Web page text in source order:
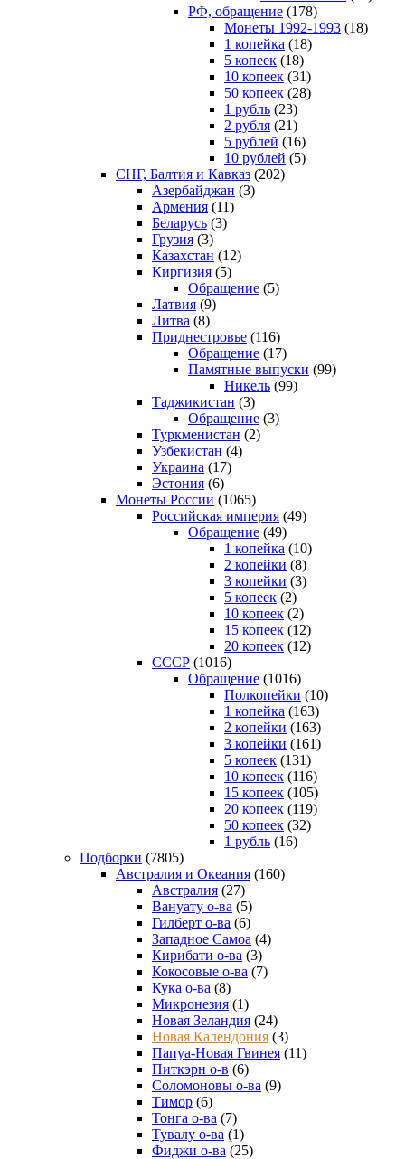
РФ, обращение (178)
Монеты 1992-1993 (18)
1 копейка (18)
5 копеек (18)
10 копеек (31)
50 копеек (28)
1 рубль (23)
2 рубля (21)
5 рублей (16)
10 рублей (5)
СНГ, Балтия и Кавказ (202)
Азербайджан (3)
Армения (11)
Беларусь (3)
Грузия (3)
Казахстан (12)
Киргизия (5)
Обращение (5)
Латвия (9)
Литва (8)
Приднестровье (116)
Обращение (17)
Памятные выпуски (99)
Никель (99)
Таджикистан (3)
Обращение (3)
Туркменистан (2)
Узбекистан (4)
Украина (17)
Эстония (6)
Монеты России (1065)
Российская империя (49)
Обращение (49)
1 копейка (10)
2 копейки (8)
3 копейки (3)
5 копеек (2)
10 копеек (2)
15 копеек (12)
20 копеек (12)
СССР (1016)
Обращение (1016)
Полкопейки (10)
1 копейка (163)
2 копейки (163)
3 копейки (161)
5 копеек (131)
10 копеек (116)
15 копеек (105)
20 копеек (119)
50 копеек (32)
1 рубль (16)
Подборки (7805)
Австралия и Океания (160)
Австралия (27)
Вануату о-ва (5)
Гилберт о-ва (6)
Западное Самоа (4)
Кирибати о-ва (3)
Кокосовые о-ва (7)
Кука о-ва (8)
Микронезия (1)
Новая Зеландия (24)
Новая Календония (3)
Папуа-Новая Гвинея (11)
Питкэрн о-в (6)
Соломоновы о-ва (9)
Тимор (6)
Тонга о-ва (7)
Тувалу о-ва (1)
Фиджи о-ва (25)